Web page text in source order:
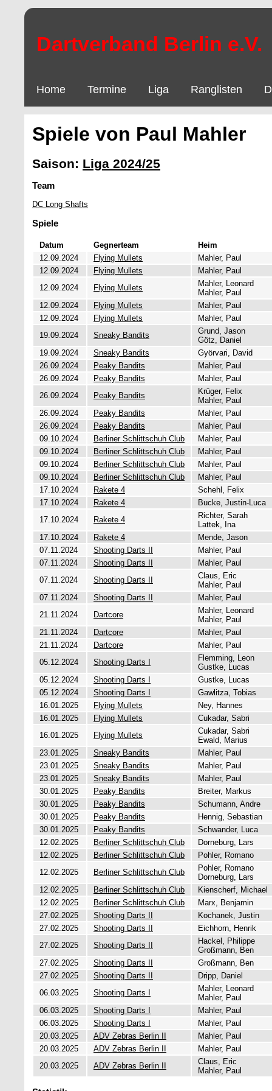
Dartverband Berlin e.V.
Home Termine Liga Ranglisten
Spiele von Paul Mahler
Saison: Liga 2024/25
Team
DC Long Shafts
Spiele
Datum Gegnerteam
Heim
12.09.2024
Flying Mullets
Mahler, Paul
12.09.2024
Flying Mullets
Mahler, Paul
12.09.2024
Flying Mullets
Mahler, Leonard
Mahler, Paul
12.09.2024
Flying Mullets
Mahler, Paul
12.09.2024
Flying Mullets
Mahler, Paul
19.09.2024
Sneaky Bandits
Grund, Jason
Götz, Daniel
19.09.2024
Sneaky Bandits
Györvari, David
26.09.2024
Peaky Bandits
Mahler, Paul
26.09.2024
Peaky Bandits
Mahler, Paul
26.09.2024
Peaky Bandits
Krüger, Felix
Mahler, Paul
26.09.2024
Peaky Bandits
Mahler, Paul
26.09.2024
Peaky Bandits
Mahler, Paul
09.10.2024
Berliner Schlittschuh Club
Mahler, Paul
09.10.2024
Berliner Schlittschuh Club
Mahler, Paul
09.10.2024
Berliner Schlittschuh Club
Mahler, Paul
09.10.2024
Berliner Schlittschuh Club
Mahler, Paul
17.10.2024
Rakete 4
Schehl, Felix
17.10.2024
Rakete 4
Bucke, Justin-Luca
17.10.2024
Rakete 4
Richter, Sarah
Lattek, Ina
17.10.2024
Rakete 4
Mende, Jason
07.11.2024
Shooting Darts II
Mahler, Paul
07.11.2024
Shooting Darts II
Mahler, Paul
07.11.2024
Shooting Darts II
Claus, Eric
Mahler, Paul
07.11.2024
Shooting Darts II
Mahler, Paul
21.11.2024
Dartcore
Mahler, Leonard
Mahler, Paul
21.11.2024
Dartcore
Mahler, Paul
21.11.2024
Dartcore
Mahler, Paul
05.12.2024
Shooting Darts I
Flemming, Leon
Gustke, Lucas
05.12.2024
Shooting Darts I
Gustke, Lucas
05.12.2024
Shooting Darts I
Gawlitza, Tobias
16.01.2025
Flying Mullets
Ney, Hannes
16.01.2025
Flying Mullets
Cukadar, Sabri
16.01.2025
Flying Mullets
Cukadar, Sabri
Ewald, Marius
23.01.2025
Sneaky Bandits
Mahler, Paul
23.01.2025
Sneaky Bandits
Mahler, Paul
23.01.2025
Sneaky Bandits
Mahler, Paul
30.01.2025
Peaky Bandits
Breiter, Markus
30.01.2025
Peaky Bandits
Schumann, Andre
30.01.2025
Peaky Bandits
Hennig, Sebastian
30.01.2025
Peaky Bandits
Schwander, Luca
12.02.2025
Berliner Schlittschuh Club
Dorneburg, Lars
12.02.2025
Berliner Schlittschuh Club
Pohler, Romano
12.02.2025
Berliner Schlittschuh Club
Pohler, Romano
Dorneburg, Lars
12.02.2025
Berliner Schlittschuh Club
Kienscherf, Michael
12.02.2025
Berliner Schlittschuh Club
Marx, Benjamin
27.02.2025
Shooting Darts II
Kochanek, Justin
27.02.2025
Shooting Darts II
Eichhorn, Henrik
27.02.2025
Shooting Darts II
Hackel, Philippe
Großmann, Ben
27.02.2025
Shooting Darts II
Großmann, Ben
27.02.2025
Shooting Darts II
Dripp, Daniel
06.03.2025
Shooting Darts I
Mahler, Leonard
Mahler, Paul
06.03.2025
Shooting Darts I
Mahler, Paul
06.03.2025
Shooting Darts I
Mahler, Paul
20.03.2025
ADV Zebras Berlin II
Mahler, Paul
20.03.2025
ADV Zebras Berlin II
Mahler, Paul
20.03.2025
ADV Zebras Berlin II
Claus, Eric
Mahler, Paul